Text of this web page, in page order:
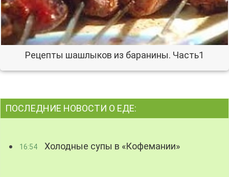
Рецепты шашлыков из баранины. Часть1
ПОСЛЕДНИЕ НОВОСТИ О ЕДЕ:
16:54 Холодные супы в «Кофемании»